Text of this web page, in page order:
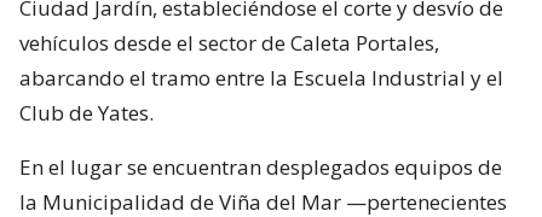
Ciudad Jardín, estableciéndose el corte y desvío de
vehículos desde el sector de Caleta Portales,
abarcando el tramo entre la Escuela Industrial y el
Club de Yates.
En el lugar se encuentran desplegados equipos de
la Municipalidad de Viña del Mar —pertenecientes